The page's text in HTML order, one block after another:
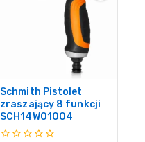
Schmith Pistolet
zraszający 8 funkcji
SCH14W01004